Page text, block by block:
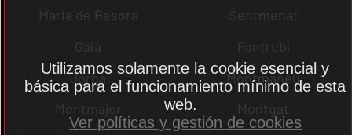
Maria de Besora
Sentmenat
Gaià
Fontrubí
Jorba
Montmaneu
Montmajor
Montgat
Utilizamos solamente la cookie esencial y
básica para el funcionamiento mínimo de esta
web.
Ver políticas y gestión de cookies